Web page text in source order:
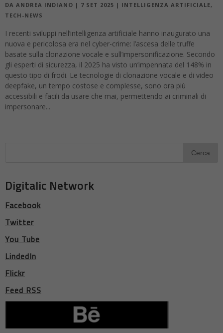
DA ANDREA INDIANO | 7 SET 2025 | INTELLIGENZA ARTIFICIALE,
TECH-NEWS
I recenti sviluppi nell’intelligenza artificiale hanno inaugurato una
nuova e pericolosa era nel cyber-crime: l’ascesa delle truffe
basate sulla clonazione vocale e sull’impersonificazione. Secondo
gli esperti di sicurezza, il 2025 ha visto un’impennata del 148% in
questo tipo di frodi. Le tecnologie di clonazione vocale e di video
deepfake, un tempo costose e complesse, sono ora più
accessibili e facili da usare che mai, permettendo ai criminali di
impersonare...
Digitalic Network
Facebook
Twitter
You Tube
LindedIn
Flickr
Feed RSS